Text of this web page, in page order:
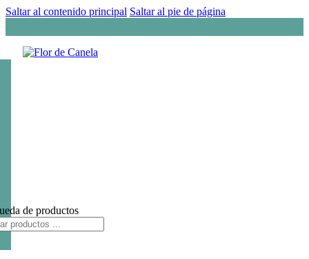
Saltar al contenido principal Saltar al pie de página
de productos